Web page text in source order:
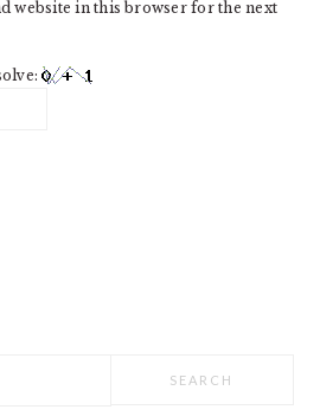
website in this browser for the next